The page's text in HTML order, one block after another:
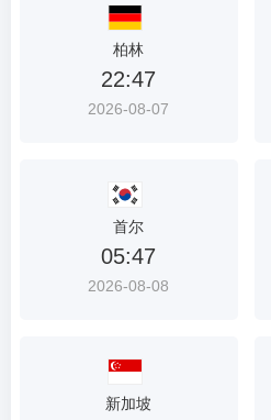
柏林
22:47
2026-08-07
首尔
05:47
2026-08-08
新加坡